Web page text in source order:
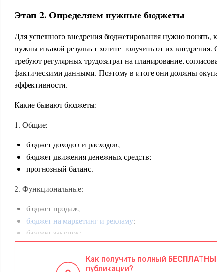
Этап 2. Определяем нужные бюджеты
Для успешного внедрения бюджетирования нужно понять,
нужны и какой результат хотите получить от их
требуют регулярных трудозатрат на планирование,
фактическими данными. Поэтому в итоге они должны
эффективности.
Какие бывают бюджеты:
1. Общие:
бюджет доходов и расходов;
бюджет движения денежных средств;
прогнозный баланс.
2. Функциональные:
бюджет продаж;
бюджет на маркетинг и рекламу;
бюджет закупок;
бюджет на ФОТ;
бюджет на производство и т. д.
Как получить полный
публикации?